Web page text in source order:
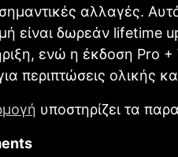
αλλαγές.
είναι δωρεάν lifetime
ενώ η έκδοση Pro +
περιπτώσεις ολικής
υποστηρίζει τα